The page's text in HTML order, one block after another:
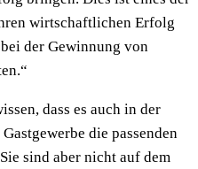
wirtschaftlichen Erfolg
der Gewinnung von
dass es auch in der
die passenden
sind aber nicht auf dem